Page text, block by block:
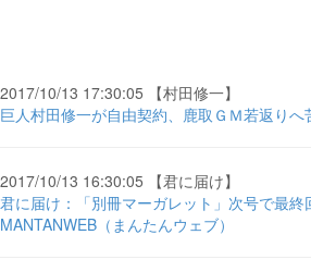
2017/10/13 17:30:05 【村田修一】
巨人村田修一が自由契約、鹿取ＧＭ若返り
2017/10/13 16:30:05 【君に届け】
君に届け：「別冊マーガレット」次号で最
MANTANWEB（まんたんウェブ）